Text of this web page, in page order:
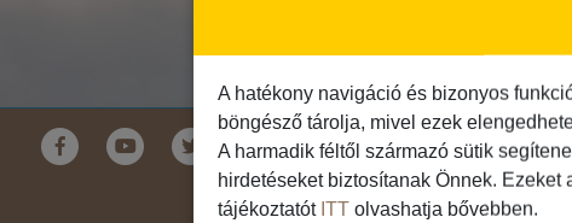
Földrészek
Ausztrália
Ázsia
A hatékony navigáció és bizonyos
böngésző tárolja, mivel ezek
A harmadik féltől származó sütik
hirdetéseket biztosítanak Önnek.
tájékoztatót ITT olvashatja bővebben.